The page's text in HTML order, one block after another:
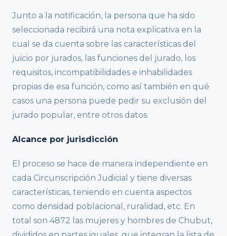
Junto a la notificación, la persona que ha sido
seleccionada recibirá una nota explicativa en la
cual se da cuenta sobre las características del
juicio por jurados, las funciones del jurado, los
requisitos, incompatibilidades e inhabilidades
propias de esa función, como así también en qué
casos una persona puede pedir su exclusión del
jurado popular, entre otros datos.
Alcance por jurisdicción
El proceso se hace de manera independiente en
cada Circunscripción Judicial y tiene diversas
características, teniendo en cuenta aspectos
como densidad poblacional, ruralidad, etc. En
total son 4872 las mujeres y hombres de Chubut,